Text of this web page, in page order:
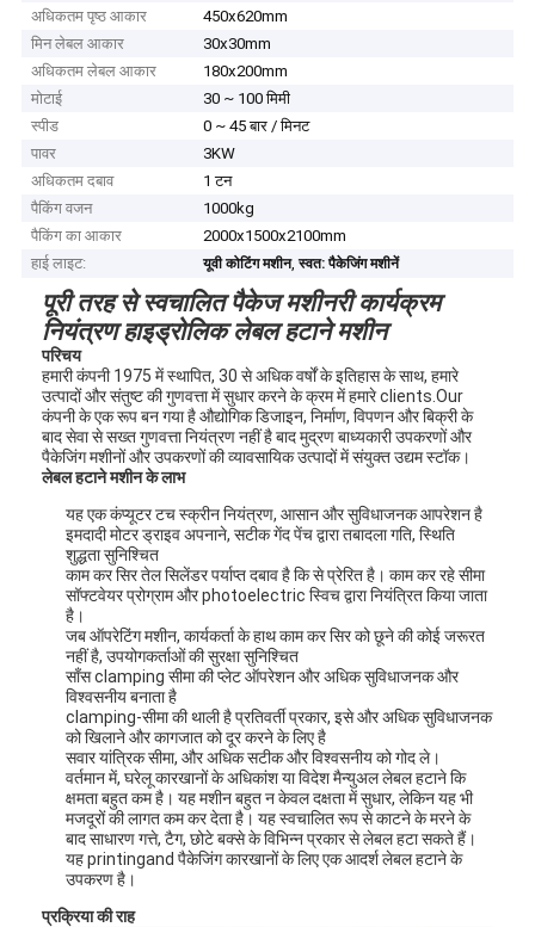
अधिकतम पृष्ठ आकार
450x620mm
मिन लेबल आकार
30x30mm
अधिकतम लेबल आकार
180x200mm
मोटाई
30 ~ 100 मिमी
स्पीड
0 ~ 45 बार / मिनट
पावर
3KW
अधिकतम दबाव
1 टन
पैकिंग वजन
1000kg
पैकिंग का आकार
2000x1500x2100mm
हाई लाइट:
यूवी कोटिंग मशीन,स्वत: पैकेजिंग मशीनें
पूरी तरह से स्वचालित पैकेज मशीनरी कार्यक्रम
नियंत्रण हाइड्रोलिक लेबल हटाने मशीन
परिचय
हमारी कंपनी 1975 में स्थापित, 30 से अधिक वर्षों के इतिहास के साथ, हमारे
उत्पादों और संतुष्ट की गुणवत्ता में सुधार करने के क्रम में हमारे clients.Our
कंपनी के एक रूप बन गया है औद्योगिक डिजाइन, निर्माण, विपणन और बिक्री के
बाद सेवा से सख्त गुणवत्ता नियंत्रण नहीं है बाद मुद्रण बाध्यकारी उपकरणों और
पैकेजिंग मशीनों और उपकरणों की व्यावसायिक उत्पादों में संयुक्त उद्यम स्टॉक।
लेबल हटाने मशीन के लाभ
यह एक कंप्यूटर टच स्क्रीन नियंत्रण, आसान और सुविधाजनक आपरेशन है
इमदादी मोटर ड्राइव अपनाने, सटीक गेंद पेंच द्वारा तबादला गति, स्थिति
शुद्धता सुनिश्चित
काम कर सिर तेल सिलेंडर पर्याप्त दबाव है कि से प्रेरित है। काम कर रहे सीमा
सॉफ्टवेयर प्रोग्राम और photoelectric स्विच द्वारा नियंत्रित किया जाता
है।
जब ऑपरेटिंग मशीन, कार्यकर्ता के हाथ काम कर सिर को छूने की कोई जरूरत
नहीं है, उपयोगकर्ताओं की सुरक्षा सुनिश्चित
साँस clamping सीमा की प्लेट ऑपरेशन और अधिक सुविधाजनक और
विश्वसनीय बनाता है
clamping-सीमा की थाली है प्रतिवर्ती प्रकार, इसे और अधिक सुविधाजनक
को खिलाने और कागजात को दूर करने के लिए है
सवार यांत्रिक सीमा, और अधिक सटीक और विश्वसनीय को गोद ले।
वर्तमान में, घरेलू कारखानों के अधिकांश या विदेश मैन्युअल लेबल हटाने कि
क्षमता बहुत कम है। यह मशीन बहुत न केवल दक्षता में सुधार, लेकिन यह भी
मजदूरों की लागत कम कर देता है। यह स्वचालित रूप से काटने के मरने के
बाद साधारण गत्ते, टैग, छोटे बक्से के विभिन्न प्रकार से लेबल हटा सकते हैं।
यह printingand पैकेजिंग कारखानों के लिए एक आदर्श लेबल हटाने के
उपकरण है।
प्रक्रिया की राह